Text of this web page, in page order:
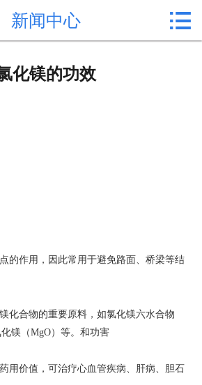
行业动态
联系我们
新闻中心 
化镁的功效
的作用，因此常用于避免路面、桥梁等结
化合物的重要原料，如氯化镁六水合物
镁（MgO）等。和功害
用价值，可治疗心血管疾病、肝病、胆石